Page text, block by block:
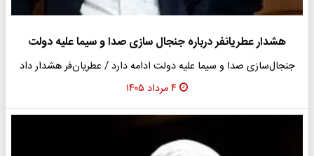
هشدار عطریانفر درباره جنجال سازی صدا و سیما علیه دولت
جنجال‌سازی صدا و سیما علیه دولت ادامه دارد / عطریان‌فر هشدار داد
۴ مرداد ۱۴۰۵